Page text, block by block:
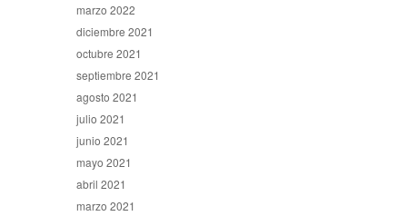
marzo 2022
diciembre 2021
octubre 2021
septiembre 2021
agosto 2021
julio 2021
junio 2021
mayo 2021
abril 2021
marzo 2021